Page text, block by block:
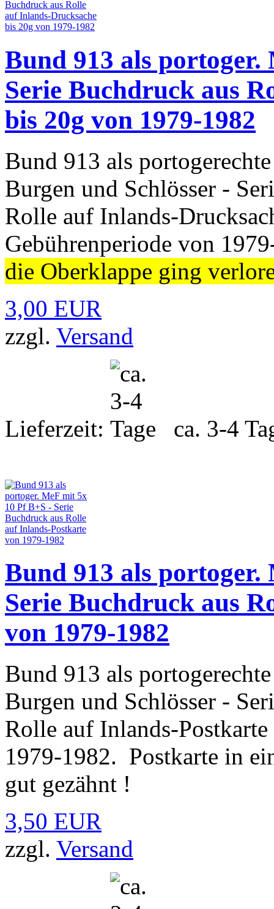
Bund 913 als portoger.
Serie Buchdruck aus
bis 20g von 1979-1982
Bund 913 als
Burgen und Schlösser -
Rolle auf Inlands-
Gebührenperiode von
die Oberklappe ging
3,00 EUR
zzgl. Versand
Lieferzeit: ca. 3-4
Bund 913 als portoger.
Serie Buchdruck aus
von 1979-1982
Bund 913 als
Burgen und Schlösser -
Rolle auf Inlands-
1979-1982. Postkarte in
gut gezähnt !
3,50 EUR
zzgl. Versand